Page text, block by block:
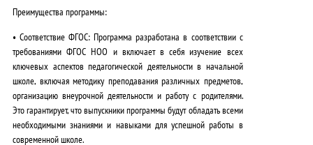
Преимущества программы:
•Соответствие ФГОС: Программа разработана в соответствии с
требованиями ФГОС НОО и включает в себя изучение всех
ключевых аспектов педагогической деятельности в начальной
школе, включая методику преподавания различных предметов,
организацию внеурочной деятельности и работу с родителями.
Это гарантирует, что выпускники программы будут обладать всеми
необходимыми знаниями и навыками для успешной работы в
современной школе.